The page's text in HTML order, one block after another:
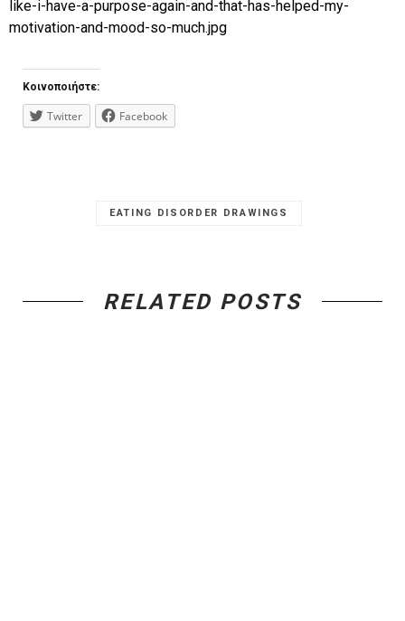
Κοινοποιήστε:
Twitter Facebook
EATING DISORDER DRAWINGS
RELATED POSTS